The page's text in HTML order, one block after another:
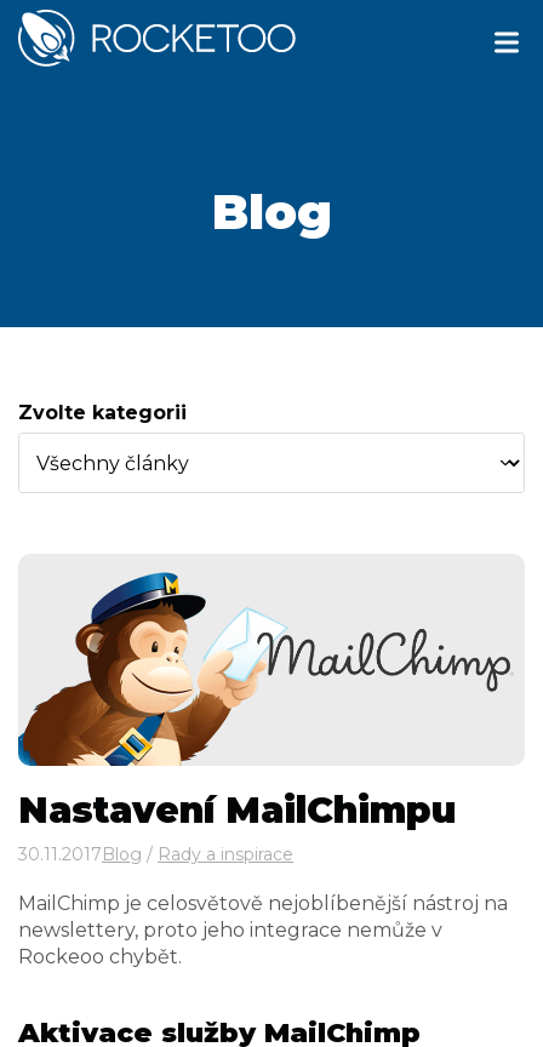
Blog
Nastavení MailChimpu
30.11.2017 Blog / Rady a inspirace
MailChimp je celosvětově nejoblíbenější nástroj na
newslettery, proto jeho integrace nemůže v
Rockeoo chybět.
Aktivace služby MailChimp
Zvolte kategorii